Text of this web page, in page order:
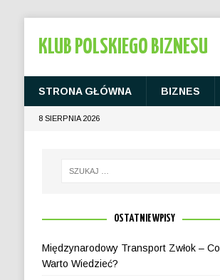
KLUB POLSKIEGO BIZNESU
STRONA GŁÓWNA BIZNES
8 SIERPNIA 2026
OSTATNIE WPISY
Międzynarodowy Transport Zwłok – Co
Warto Wiedzieć?